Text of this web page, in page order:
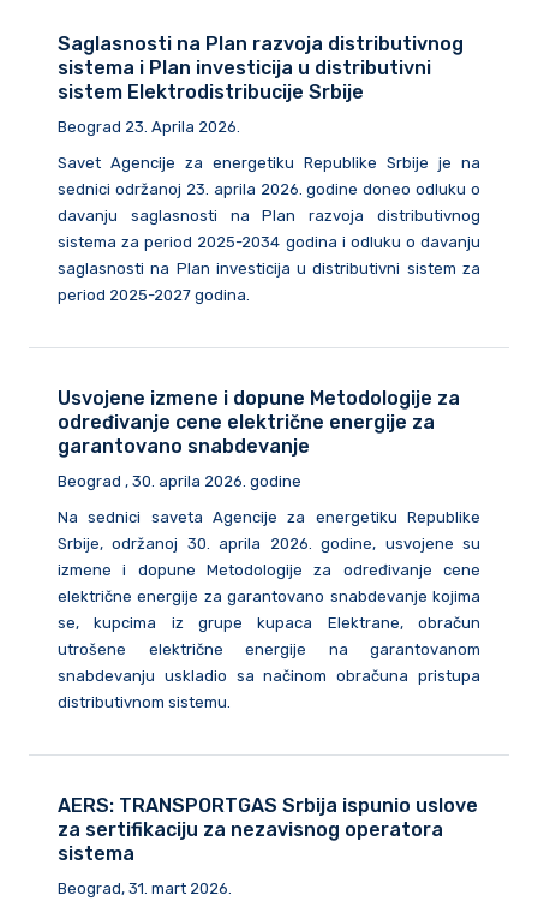
Saglasnosti na Plan razvoja distributivnog
sistema i Plan investicija u distributivni
sistem Elektrodistribucije Srbije
Beograd 23. Aprila 2026.
Savet Agencije za energetiku Republike Srbije je na
sednici održanoj 23. aprila 2026. godine doneo odluku o
davanju saglasnosti na Plan razvoja distributivnog
sistema za period 2025-2034 godina i odluku o davanju
saglasnosti na Plan investicija u distributivni sistem za
period 2025-2027 godina.
Usvojene izmene i dopune Metodologije za
određivanje cene električne energije za
garantovano snabdevanje
Beograd , 30. aprila 2026. godine
Na sednici saveta Agencije za energetiku Republike
Srbije, održanoj 30. aprila 2026. godine, usvojene su
izmene i dopune Metodologije za određivanje cene
električne energije za garantovano snabdevanje kojima
se, kupcima iz grupe kupaca Elektrane, obračun
utrošene električne energije na garantovanom
snabdevanju uskladio sa načinom obračuna pristupa
distributivnom sistemu.
AERS: TRANSPORTGAS Srbija ispunio uslove
za sertifikaciju za nezavisnog operatora
sistema
Beograd, 31. mart 2026.